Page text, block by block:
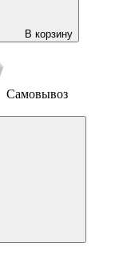
В корзину
Самовывоз